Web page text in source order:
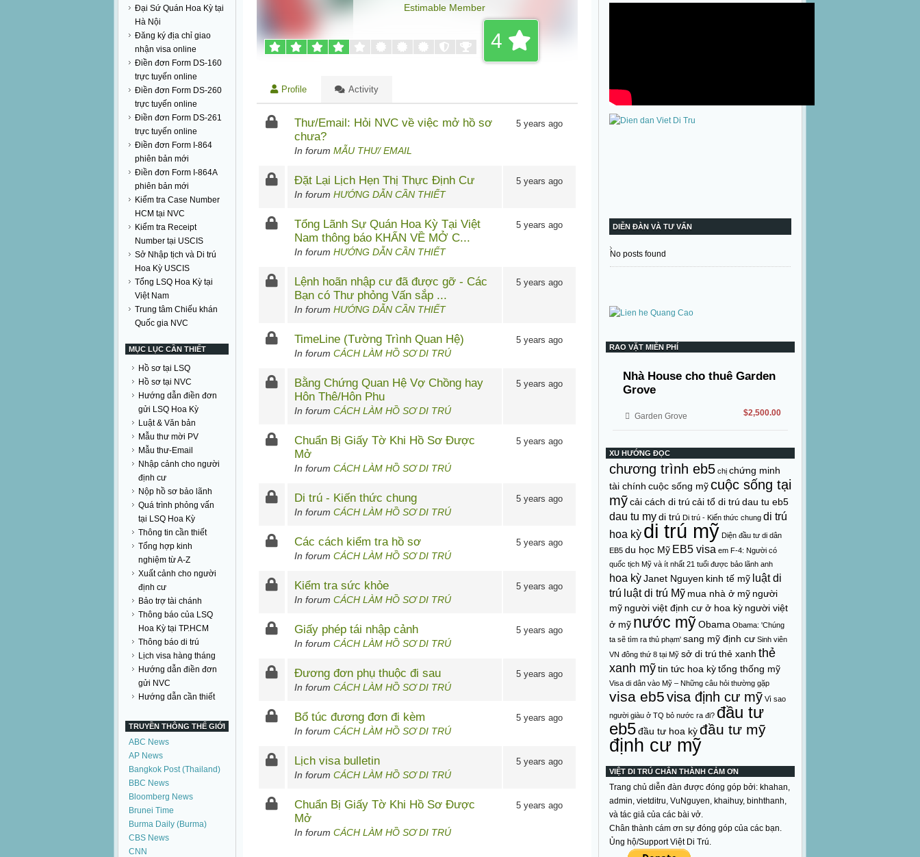
Đại Sứ Quán Hoa Kỳ tại
Hà Nội
Đăng ký địa chỉ giao
nhận visa online
Điền đơn Form DS-160
trực tuyến online
Điền đơn Form DS-260
trực tuyến online
Điền đơn Form DS-261
trực tuyến online
Điền đơn Form I-864
phiên bản mới
Điền đơn Form I-864A
phiên bản mới
Kiểm tra Case Number
HCM tại NVC
Kiểm tra Receipt
Number tại USCIS
Sở Nhập tịch và Di trú
Hoa Kỳ USCIS
Tổng LSQ Hoa Kỳ tại
Việt Nam
Trung tâm Chiếu khán
Quốc gia NVC
MỤC LỤC CẦN THIẾT
Hồ sơ tại LSQ
Hồ sơ tại NVC
Hướng dẫn điền đơn
gửi LSQ Hoa Kỳ
Luật & Văn bản
Mẫu thư mời PV
Mẫu thư-Email
Nhập cảnh cho người
định cư
Nộp hồ sơ bảo lãnh
Quá trình phỏng vấn
tại LSQ Hoa Kỳ
Thông tin cần thiết
Tổng hợp kinh
nghiệm từ A-Z
Xuất cảnh cho người
định cư
Bảo trợ tài chánh
Thông báo của LSQ
Hoa Kỳ tại TP.HCM
Thông báo di trú
Lịch visa hàng tháng
Hướng dẫn điền đơn
gửi NVC
Hướng dẫn cần thiết
TRUYỀN THÔNG THẾ GIỚI
ABC News
AP News
Bangkok Post (Thailand)
BBC News
Bloomberg News
Brunei Time
Burma Daily (Burma)
CBS News
CNN
Estimable Member
4
Profile Activity
Thư/Email: Hỏi NVC về việc mở hồ sơ
chưa?
In forum MẪU THƯ/ EMAIL
5 years ago
Đặt Lại Lịch Hẹn Thị Thực Định Cư
In forum HƯỚNG DẪN CẦN THIẾT
5 years ago
Tổng Lãnh Sự Quán Hoa Kỳ Tại Việt
Nam thông báo KHẨN VỀ MỞ C...
In forum HƯỚNG DẪN CẦN THIẾT
5 years ago
Lệnh hoãn nhập cư đã được gỡ - Các
Bạn có Thư phỏng Vấn sắp ...
In forum HƯỚNG DẪN CẦN THIẾT
5 years ago
TimeLine (Tường Trình Quan Hệ)
In forum CÁCH LÀM HỒ SƠ DI TRÚ
5 years ago
Bằng Chứng Quan Hệ Vợ Chồng hay
Hôn Thê/Hôn Phu
In forum CÁCH LÀM HỒ SƠ DI TRÚ
5 years ago
Chuẩn Bị Giấy Tờ Khi Hồ Sơ Được
Mở
In forum CÁCH LÀM HỒ SƠ DI TRÚ
5 years ago
Di trú - Kiến thức chung
In forum CÁCH LÀM HỒ SƠ DI TRÚ
5 years ago
Các cách kiểm tra hồ sơ
In forum CÁCH LÀM HỒ SƠ DI TRÚ
5 years ago
Kiểm tra sức khỏe
In forum CÁCH LÀM HỒ SƠ DI TRÚ
5 years ago
Giấy phép tái nhập cảnh
In forum CÁCH LÀM HỒ SƠ DI TRÚ
5 years ago
Đương đơn phụ thuộc đi sau
In forum CÁCH LÀM HỒ SƠ DI TRÚ
5 years ago
Bổ túc đương đơn đi kèm
In forum CÁCH LÀM HỒ SƠ DI TRÚ
5 years ago
Lịch visa bulletin
In forum CÁCH LÀM HỒ SƠ DI TRÚ
5 years ago
Chuẩn Bị Giấy Tờ Khi Hồ Sơ Được
Mở
In forum CÁCH LÀM HỒ SƠ DI TRÚ
5 years ago
DIỄN ĐÀN VÀ TƯ VẤN
No posts found
RAO VẶT MIỄN PHÍ
Nhà House cho thuê Garden
Grove
Garden Grove $2,500.00
XU HƯỚNG ĐỌC
chương trình eb5 chị chứng minh
tài chính cuộc sống mỹcuộc sống tại
mỹcải cách di trú cải tổ di trú dau tu eb5
dau tu mydi trú Di trú - Kiến thức chung di trú
hoa kỳ di trú mỹ Diện đầu tư di dân
EB5 du học Mỹ EB5 visa em F-4: Người có
quốc tịch Mỹ và ít nhất 21 tuổi được bảo lãnh anh
hoa kỳJanet Nguyen kinh tế mỹ luật di
trú luật di trú Mỹ mua nhà ở mỹ người
mỹ người việt định cư ở hoa kỳ người việt
ở mỹ nước mỹObama Obama: 'Chúng
ta sẽ tìm ra thủ phạm' sang mỹ định cư Sinh viên
VN đông thứ 8 tại Mỹ sở di trú thẻ xanh thẻ
xanh mỹtin tức hoa kỳtổng thống mỹ
Visa di dân vào Mỹ – Những câu hỏi thường gặp
visa eb5visa định cư mỹ Vì sao
người giàu ở TQ bỏ nước ra đi? đầu tư
eb5đầu tư hoa kỳđầu tư mỹ
định cư mỹ
VIỆT DI TRÚ CHÂN THÀNH CẢM ƠN
Trang chủ diễn đàn được đóng góp bởi: khahan,
admin, vietditru, VuNguyen, khaihuy, binhthanh,
và tác giả của các bài vở.
Chân thành cám ơn sự đóng góp của các bạn.
Ủng hộ/Support Việt Di Trú.